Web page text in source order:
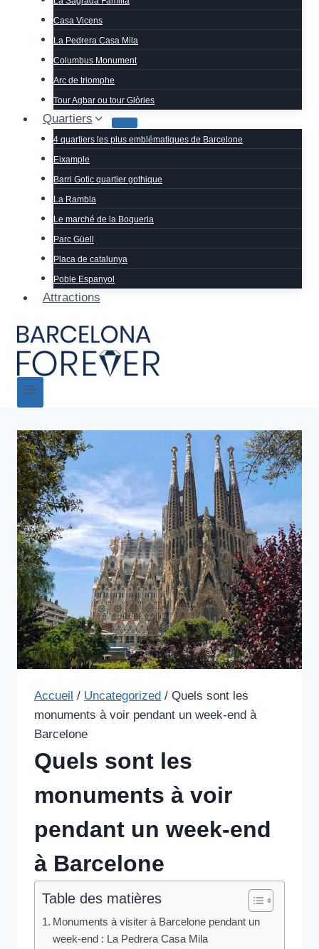
Casa Vicens
La Pedrera Casa Mila
Columbus Monument
Arc de triomphe
Tour Agbar ou tour Glòries
Quartiers
4 quartiers les plus emblématiques de Barcelone
Eixample
Barri Gotic quartier gothique
La Rambla
Le marché de la Boqueria
Parc Güell
Placa de catalunya
Poble Espanyol
Attractions
Accueil / Uncategorized / Quels sont les
monuments à voir pendant un week-end à
Barcelone
Quels sont les
monuments à voir
pendant un week-end
à Barcelone
Table des matières
Monuments à visiter à Barcelone pendant un
week-end : La Pedrera Casa Mila